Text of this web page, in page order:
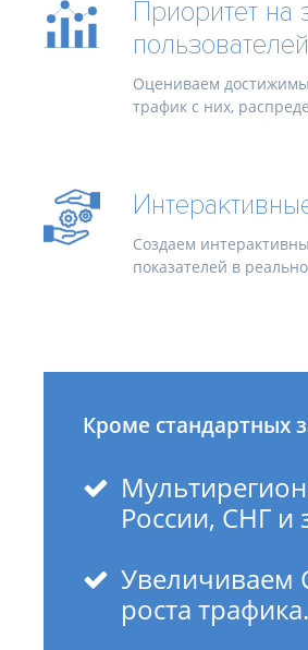
Приоритет
пользователей
Оцениваем
трафик с них,
Создаем
показателей в
Кроме стандартных
России, СНГ и
Увеличиваем
роста трафика.